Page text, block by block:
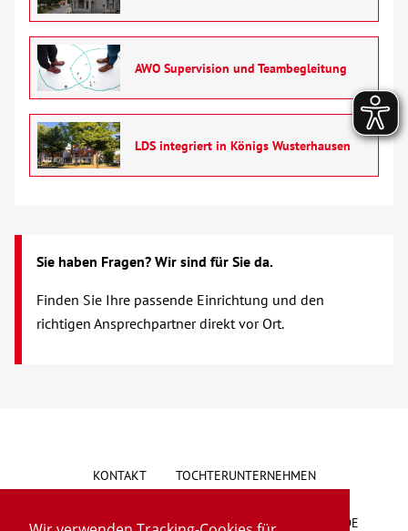
AWO Supervision und Teambegleitung
LDS integriert in Königs Wusterhausen
Sie haben Fragen? Wir sind für Sie da.
Finden Sie Ihre passende Einrichtung und den
richtigen Ansprechpartner direkt vor Ort.
KONTAKT TOCHTERUNTERNEHMEN
HINWEISGEBERSYSTEM VORSCHLAG/BESCHWERDE